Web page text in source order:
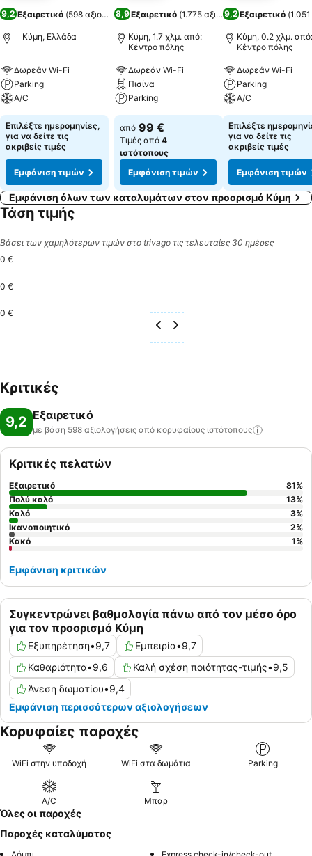
9,2 Εξαιρετικό (598 αξιολογήσεις)
Κύμη, Ελλάδα
Δωρεάν Wi-Fi
Parking
A/C
Επιλέξτε ημερομηνίες,
για να δείτε τις
ακριβείς τιμές
Εμφάνιση τιμών
8,9Εξαιρετικό (1.775 αξιολογήσεις)
Κύμη, 1.7 χλμ. από:
Κέντρο πόλης
Δωρεάν Wi-Fi
Πισίνα
Parking
από 99 €
Τιμές από 4
ιστότοπους
Εμφάνιση τιμών
9,2Εξαιρετικό (1.051
Κύμη, 0.2 χλμ. από:
Κέντρο πόλης
Δωρεάν Wi-Fi
Parking
A/C
Επιλέξτε
για να δείτε τις
ακριβείς τιμές
Εμφάνιση τιμών
Εμφάνιση όλων των καταλυμάτων στον προορισμό Κύμη
Τάση τιμής
Βάσει των χαμηλότερων τιμών στο trivago τις τελευταίες 30 ημέρες
0 €
0 €
0 €
Κριτικές
9,2 Εξαιρετικό
με βάση 598 αξιολογήσεις από κορυφαίους ιστότοπους
Συγκεντρώνει βαθμολογία πάνω από τον μέσο όρο
για τον προορισμό Κύμη
Εξυπηρέτηση•9,7 Εμπειρία•9,7
Καθαριότητα•9,6 Καλή σχέση ποιότητας-τιμής•9,5
Άνεση δωματίου•9,4
Εμφάνιση περισσότερων αξιολογήσεων
Κριτικές πελατών
Εξαιρετικό 81%
Πολύ καλό
13%
Καλό
3%
Ικανοποιητικό
2%
Κακό
1%
Εμφάνιση κριτικών
Κορυφαίες παροχές
WiFi στην υποδοχή WiFi στα δωμάτια Parking
A/C Μπαρ
Όλες οι παροχές
Παροχές καταλύματος